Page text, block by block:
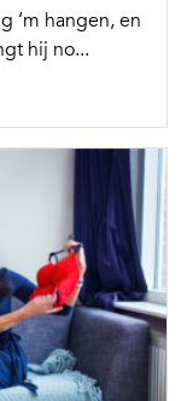
‘m hangen, en
hij no...